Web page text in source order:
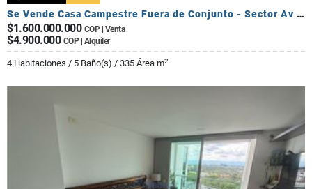
Se Vende Casa Campestre Fuera de Conjunto - Sector Av Centenario
$1.600.000.000 COP | Venta
$4.900.000 COP | Alquiler
4 Habitaciones / 5 Baño(s) / 335 Área m2